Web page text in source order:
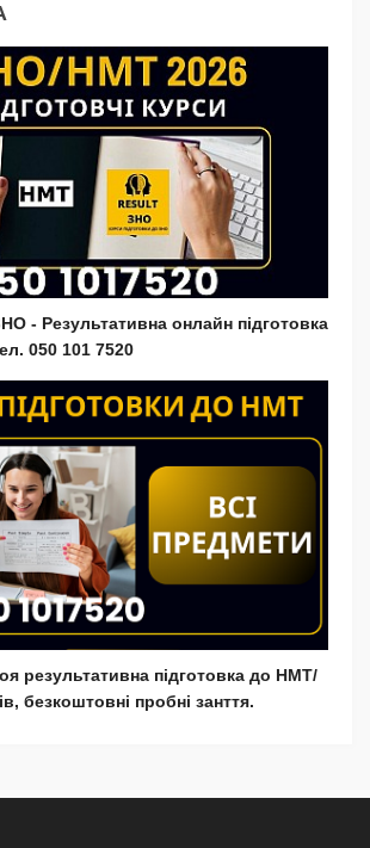
- Результативна онлайн підготовка
050 101 7520
результативна підготовка до НМТ/
безкоштовні пробні занття.